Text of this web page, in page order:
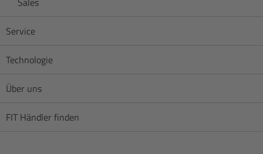
Service
Technologie
Über uns
FIT Händler finden